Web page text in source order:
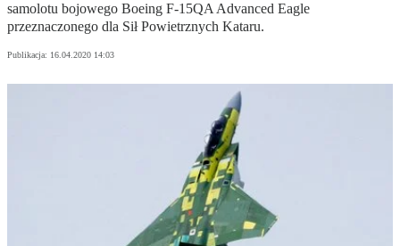
samolotu bojowego Boeing F-15QA Advanced Eagle
przeznaczonego dla Sił Powietrznych Kataru.
Publikacja: 16.04.2020 14:03